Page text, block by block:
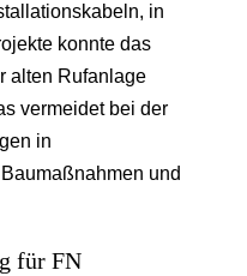
in
konnte das
alten Rufanlage
vermeidet bei der
in
und
für FN